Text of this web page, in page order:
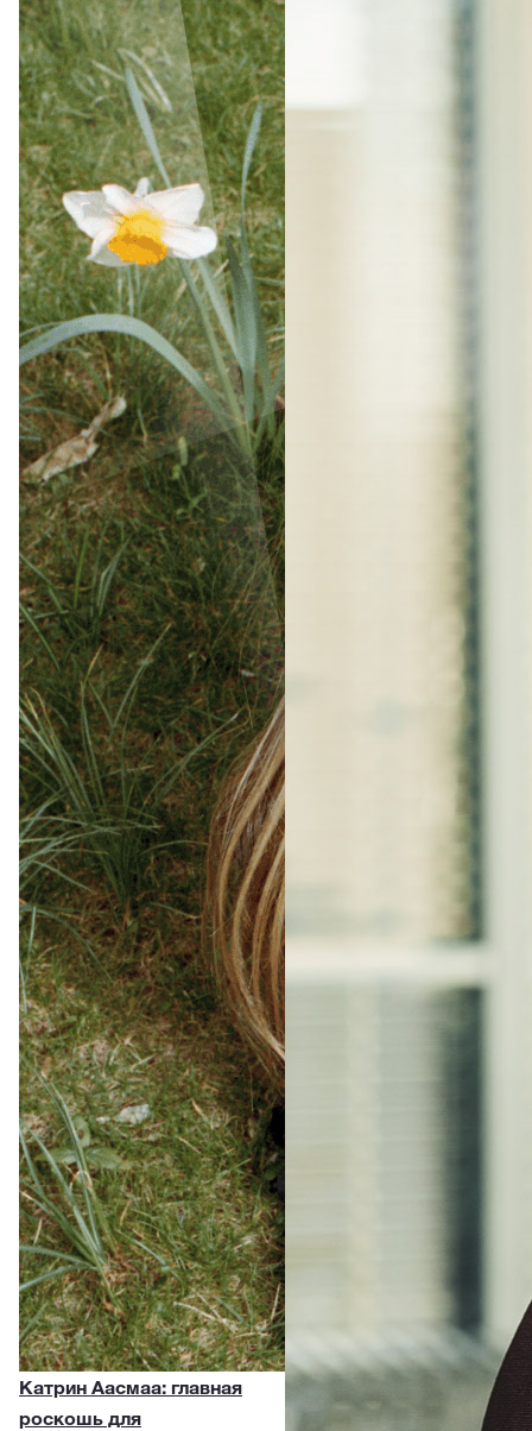
Катрин Аасмаа: главная
роскошь для